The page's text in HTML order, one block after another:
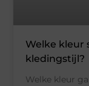
Welke kleur
kledingstijl?
Welke kleur